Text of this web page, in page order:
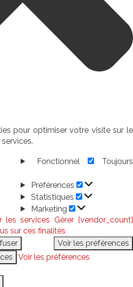
pour optimiser votre visite sur le
Fonctionnel
Toujours
Préférences
Statistiques
Marketing
les services Gérer {vendor_count}
sur ces finalités
Voir les préférences
Voir les préférences